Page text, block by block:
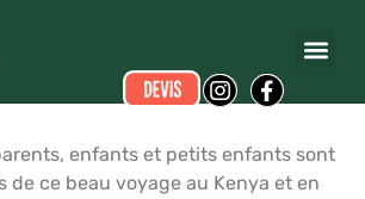
: du 16/07/2010 au 30/07/2010
enfants et petits enfants sont
de ce beau voyage au Kenya et en